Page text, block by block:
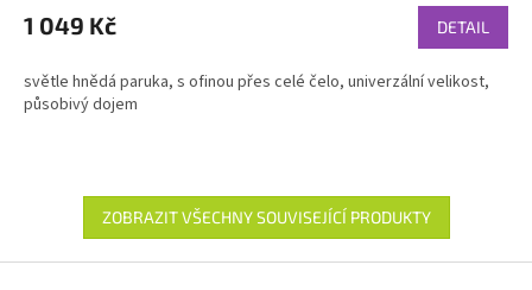
1 049 Kč DETAIL
světle hnědá paruka, s ofinou přes celé čelo, univerzální velikost,
působivý dojem
ZOBRAZIT VŠECHNY SOUVISEJÍCÍ PRODUKTY